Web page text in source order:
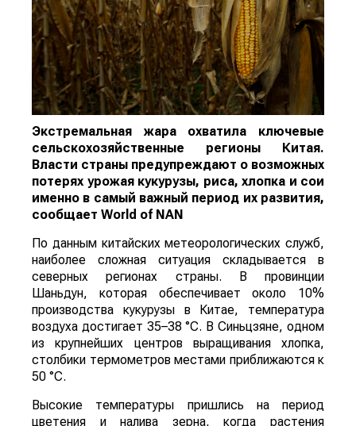
Экстремальная жара охватила ключевые
сельскохозяйственные регионы Китая.
Власти страны предупреждают о возможных
потерях урожая кукурузы, риса, хлопка и сои
именно в самый важный период их развития,
сообщает World of NAN
По данным китайских метеорологических служб,
наиболее сложная ситуация складывается в
северных регионах страны. В провинции
Шаньдун, которая обеспечивает около 10%
производства кукурузы в Китае, температура
воздуха достигает 35–38 °C. В Синьцзяне, одном
из крупнейших центров выращивания хлопка,
столбики термометров местами приближаются к
50 °C.
Высокие температуры пришлись на период
цветения и налива зерна, когда растения